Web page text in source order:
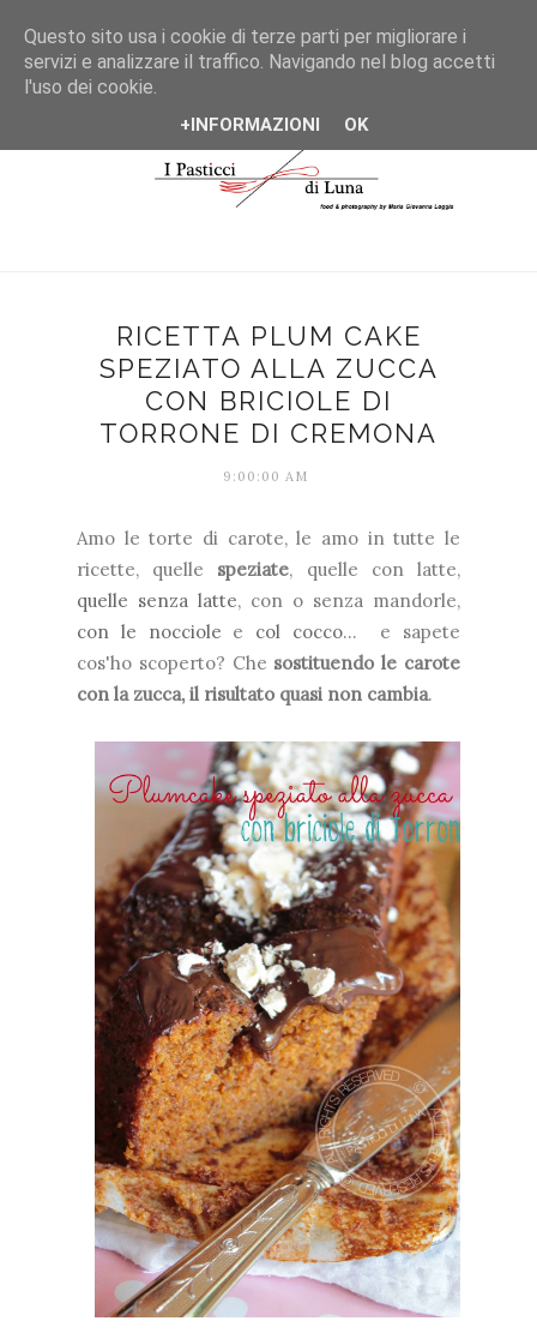
RICETTA PLUM CAKE
SPEZIATO ALLA ZUCCA
CON BRICIOLE DI
TORRONE DI CREMONA
9:00:00 AM
Amo le torte di carote, le amo in tutte le
ricette, quelle speziate, quelle con latte,
quelle senza latte, con o senza mandorle,
con le nocciole e col cocco... e sapete
cos'ho scoperto? Che sostituendo le carote
con la zucca, il risultato quasi non cambia.
Questo sito usa i cookie di terze parti per migliorare i
servizi e analizzare il traffico. Navigando nel blog accetti
l'uso dei cookie.
+INFORMAZIONI OK